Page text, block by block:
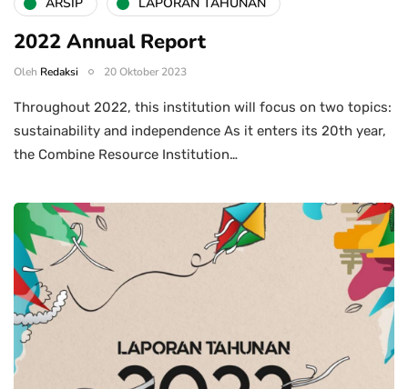
2022 Annual Report
Oleh Redaksi 20 Oktober 2023
Throughout 2022, this institution will focus on two topics:
sustainability and independence As it enters its 20th year,
the Combine Resource Institution…